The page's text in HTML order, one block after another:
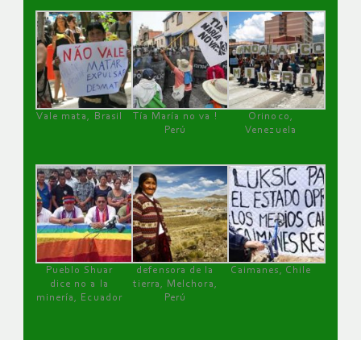
Vale mata, Brasil
Tía María no va !
Perú
Orinoco,
Venezuela
Pueblo Shuar
dice no a la
minería, Ecuador
defensora de la
tierra, Melchora,
Perú
Caimanes, Chile